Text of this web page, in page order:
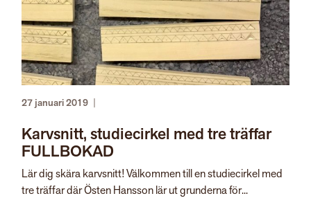
27 januari 2019
Karvsnitt, studiecirkel med tre träffar
FULLBOKAD
Lär dig skära karvsnitt! Välkommen till en studiecirkel med
tre träffar där Östen Hansson lär ut grunderna för...